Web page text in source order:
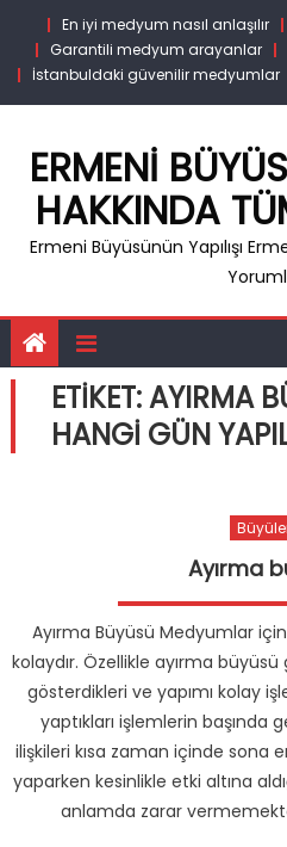
content
En iyi medyum nasıl anlaşılır
Garantili medyum arayanlar
İstanbuldaki güvenilir medyumlar
ERMENI
HAKKINDA
Ermeni Büyüsünün Yapılışı
ETIKET:AYIRMA
HANGI GÜN
Ayırma
Ayırma Büyüsü Medyumlar
kolaydır. Özellikle ayırma
gösterdikleri ve yapımı kolay
yaptıkları işlemlerin
ilişkileri kısa zaman içinde sona
yaparken kesinlikle etki altına
anlamda zarar